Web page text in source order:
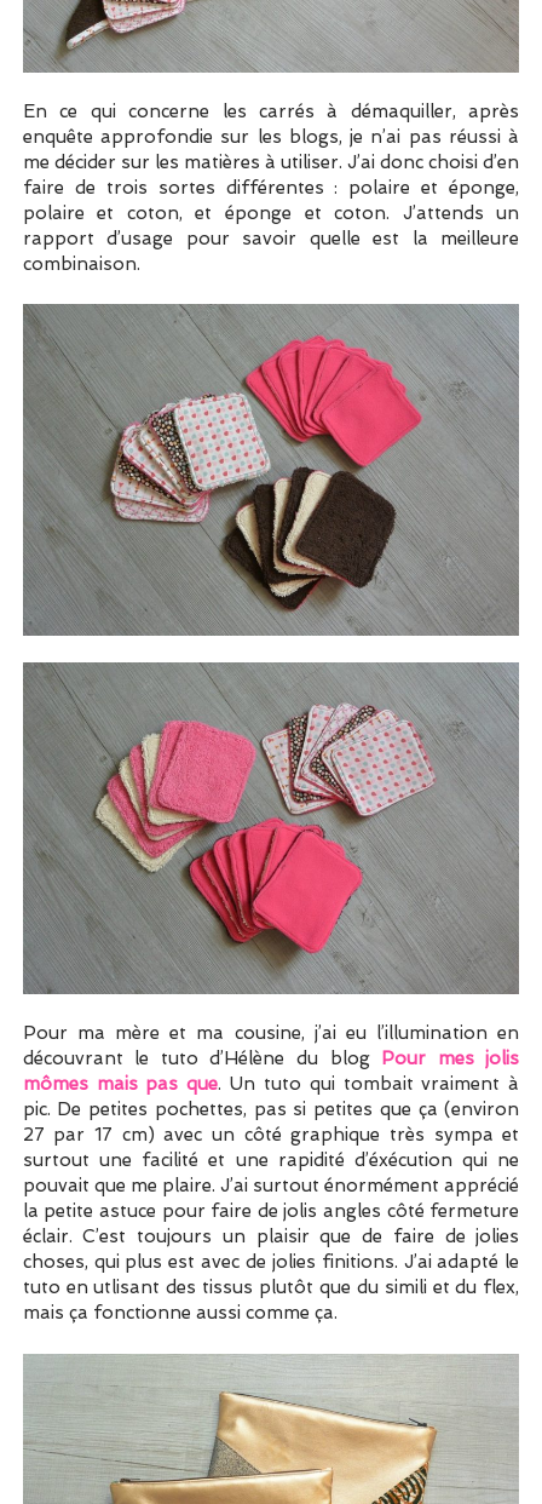
En ce qui concerne les carrés à démaquiller, après
enquête approfondie sur les blogs, je n’ai pas réussi à
me décider sur les matières à utiliser. J’ai donc choisi d’en
faire de trois sortes différentes : polaire et éponge,
polaire et coton, et éponge et coton. J’attends un
rapport d’usage pour savoir quelle est la meilleure
combinaison.
Pour ma mère et ma cousine, j’ai eu l’illumination en
découvrant le tuto d’Hélène du blog
Pour mes jolis
mômes mais pas que. Un tuto qui tombait vraiment à
pic. De petites pochettes, pas si petites que ça (environ
27 par 17 cm) avec un côté graphique très sympa et
surtout une facilité et une rapidité d’éxécution qui ne
pouvait que me plaire. J’ai surtout énormément apprécié
la petite astuce pour faire de jolis angles côté fermeture
éclair. C’est toujours un plaisir que de faire de jolies
choses, qui plus est avec de jolies finitions. J’ai adapté le
tuto en utlisant des tissus plutôt que du simili et du flex,
mais ça fonctionne aussi comme ça.